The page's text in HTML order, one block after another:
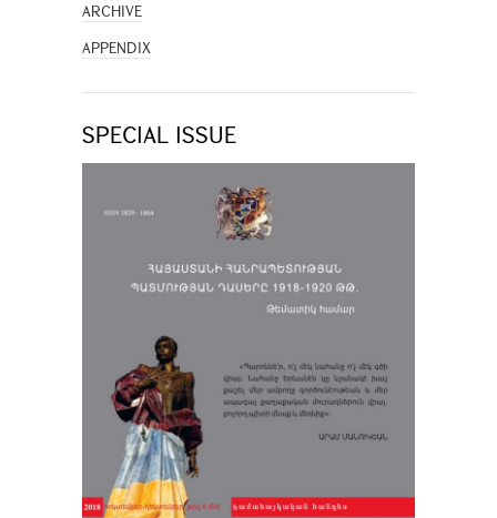
ARCHIVE
APPENDIX
SPECIAL ISSUE